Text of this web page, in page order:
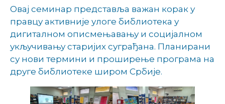
Овај семинар представља важан корак у
правцу активније улоге библиотека у
дигиталном описмењавању и социјалном
укључивању старијих суграђана. Планирани
су нови термини и проширење програма на
друге библиотеке широм Србије.